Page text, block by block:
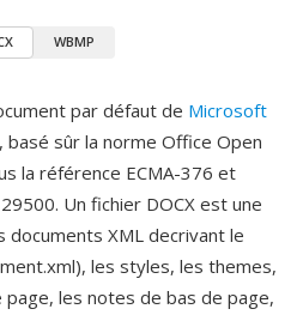
WBMP
par défaut de Microsoft
sûr la norme Office Open
la référence ECMA-376 et
Un fichier DOCX est une
documents XML decrivant le
les styles, les themes,
les notes de bas de page,